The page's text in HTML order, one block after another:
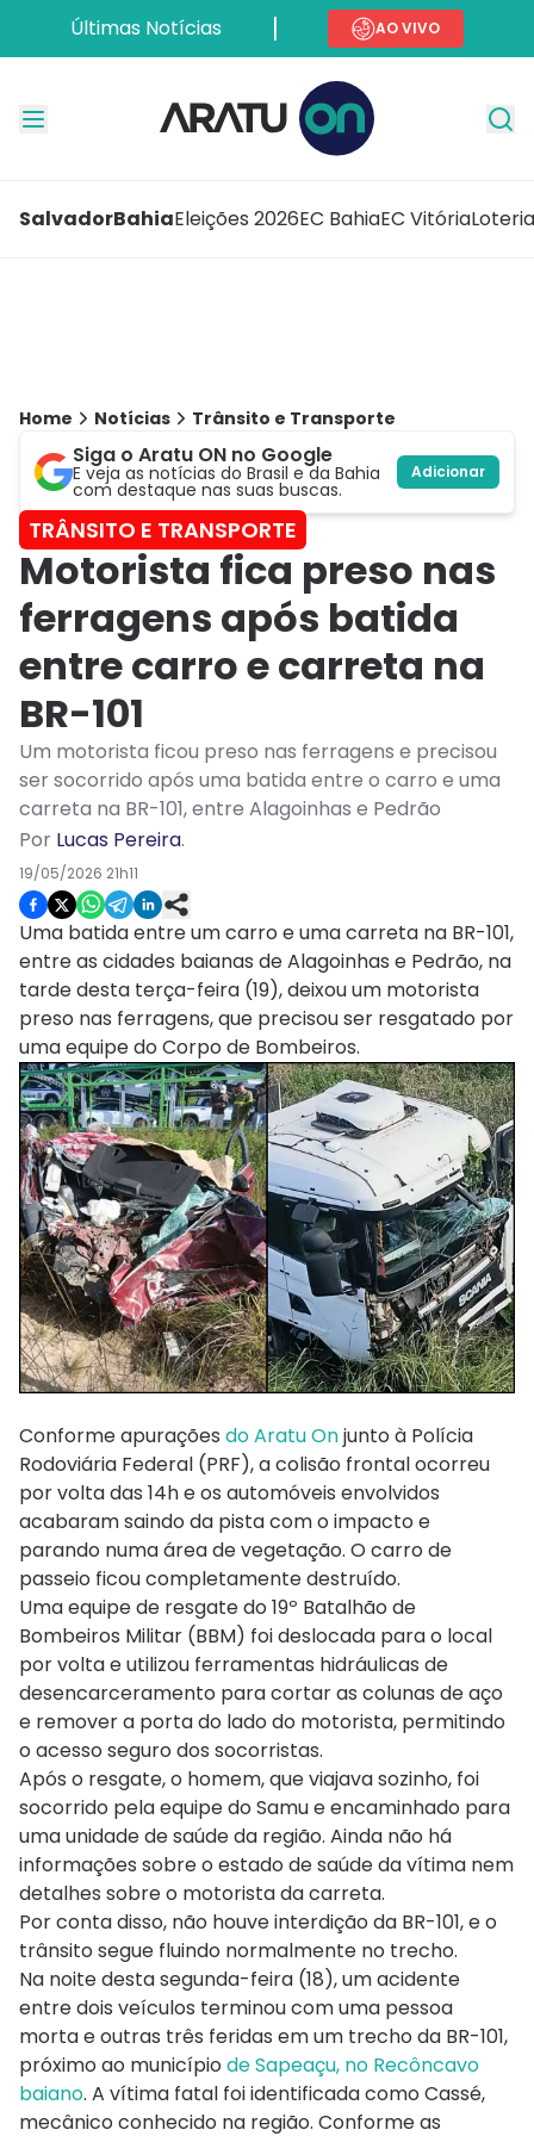
Últimas Notícias AO VIVO
SalvadorBahiaEleições 2026EC BahiaEC Vitória
Home Notícias Trânsito e Transporte
Siga o Aratu ON no Google
E veja as notícias do Brasil e da Bahia
com destaque nas suas buscas.
Adicionar
TRÂNSITO E TRANSPORTE
Motorista fica preso nas
ferragens após batida
entre carro e carreta na
BR-101
Um motorista ficou preso nas ferragens e precisou
ser socorrido após uma batida entre o carro e uma
carreta na BR-101, entre Alagoinhas e Pedrão
Por Lucas Pereira.
19/05/2026 21h11
Uma batida entre um carro e uma carreta na BR-101,
entre as cidades baianas de Alagoinhas e Pedrão, na
tarde desta terça-feira (19), deixou um motorista
preso nas ferragens, que precisou ser resgatado por
uma equipe do Corpo de Bombeiros.
Conforme apurações do Aratu Onjunto à Polícia
Rodoviária Federal (PRF), a colisão frontal ocorreu
por volta das 14h e os automóveis envolvidos
acabaram saindo da pista com o impacto e
parando numa área de vegetação. O carro de
passeio ficou completamente destruído.
Uma equipe de resgate do 19º Batalhão de
Bombeiros Militar (BBM) foi deslocada para o local
por volta e utilizou ferramentas hidráulicas de
desencarceramento para cortar as colunas de aço
e remover a porta do lado do motorista, permitindo
o acesso seguro dos socorristas.
Após o resgate, o homem, que viajava sozinho, foi
socorrido pela equipe do Samu e encaminhado para
uma unidade de saúde da região. Ainda não há
informações sobre o estado de saúde da vítima nem
detalhes sobre o motorista da carreta.
Por conta disso, não houve interdição da BR-101, e o
trânsito segue fluindo normalmente no trecho.
Na noite desta segunda-feira (18), um acidente
entre dois veículos terminou com uma pessoa
morta e outras três feridas em um trecho da BR-101,
próximo ao município de Sapeaçu, no Recôncavo
baiano. A vítima fatal foi identificada como Cassé,
mecânico conhecido na região. Conforme as